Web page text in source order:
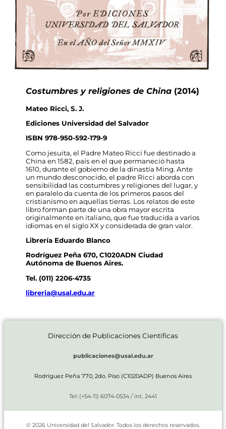
Costumbres y religiones de China(2014)
Mateo Ricci, S. J.
Ediciones Universidad del Salvador
ISBN 978-950-592-179-9
Como jesuita, el Padre Mateo Ricci fue destinado a
China en 1582, país en el que permaneció hasta
1610, durante el gobierno de la dinastía Ming. Ante
un mundo desconocido, el padre Ricci aborda con
sensibilidad las costumbres y religiones del lugar, y
en paralelo da cuenta de los primeros pasos del
cristianismo en aquellas tierras. Los relatos de este
libro forman parte de una obra mayor escrita
originalmente en italiano, que fue traducida a varios
idiomas en el siglo XX y considerada de gran valor.
Librería Eduardo Blanco
Rodríguez Peña 670, C1020ADN Ciudad
Autónoma de Buenos Aires.
Tel. (011) 2206-4735
libreria@usal.edu.ar
Dirección de Publicaciones Científicas
publicaciones@usal.edu.ar
Rodríguez Peña 770, 2do. Piso (C1020ADP) Buenos Aires
Tel: (+54-11) 6074-0534 / int. 2441
© 2026 Universidad del Salvador. Todos los derechos reservados.